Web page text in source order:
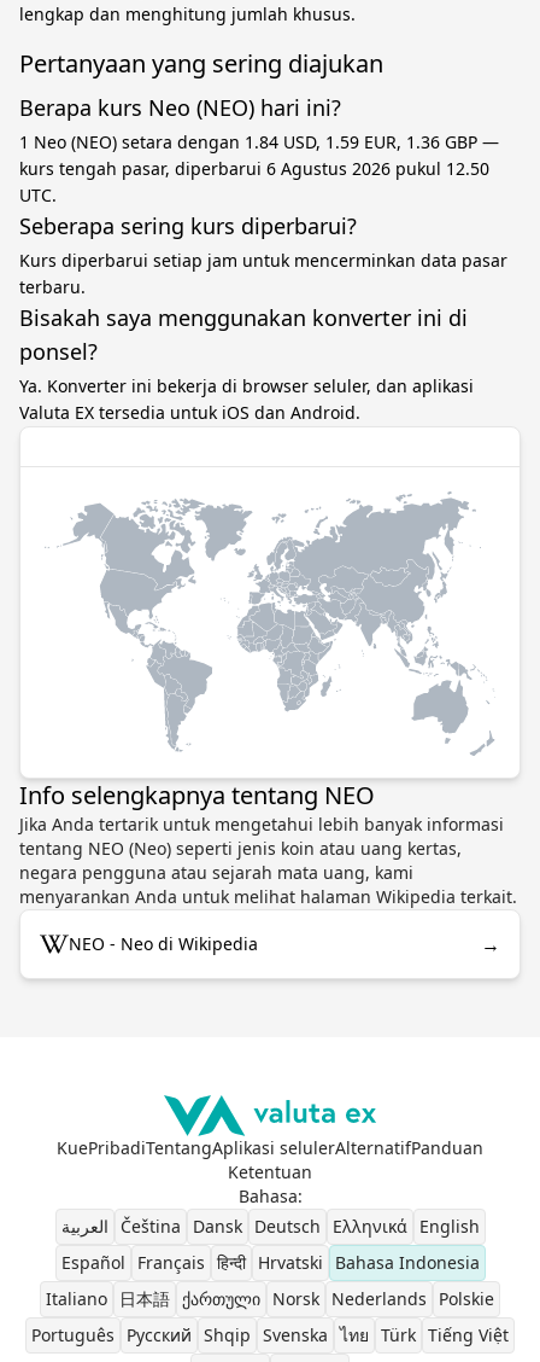
lengkap dan menghitung jumlah khusus.
Pertanyaan yang sering diajukan
Berapa kurs Neo (NEO) hari ini?
1 Neo (NEO) setara dengan 1.84 USD, 1.59 EUR, 1.36 GBP —
kurs tengah pasar, diperbarui 6 Agustus 2026 pukul 12.50
UTC.
Seberapa sering kurs diperbarui?
Kurs diperbarui setiap jam untuk mencerminkan data pasar
terbaru.
Bisakah saya menggunakan konverter ini di
ponsel?
Ya. Konverter ini bekerja di browser seluler, dan aplikasi
Valuta EX tersedia untuk iOS dan Android.
Info selengkapnya tentang NEO
Jika Anda tertarik untuk mengetahui lebih banyak informasi
tentang NEO (Neo) seperti jenis koin atau uang kertas,
negara pengguna atau sejarah mata uang, kami
menyarankan Anda untuk melihat halaman Wikipedia terkait.
NEO - Neo di Wikipedia →
KuePribadiTentangAplikasi selulerAlternatifPanduan
Ketentuan
Bahasa:
العربية
Čeština Dansk Deutsch Ελληνικά
English
Español
Français हिन्दी Hrvatski
Bahasa Indonesia
Italiano
日本語 ქართული Norsk Nederlands
Polskie
Português
Pусский Shqip Svenska ไทย Türk Tiếng Việt